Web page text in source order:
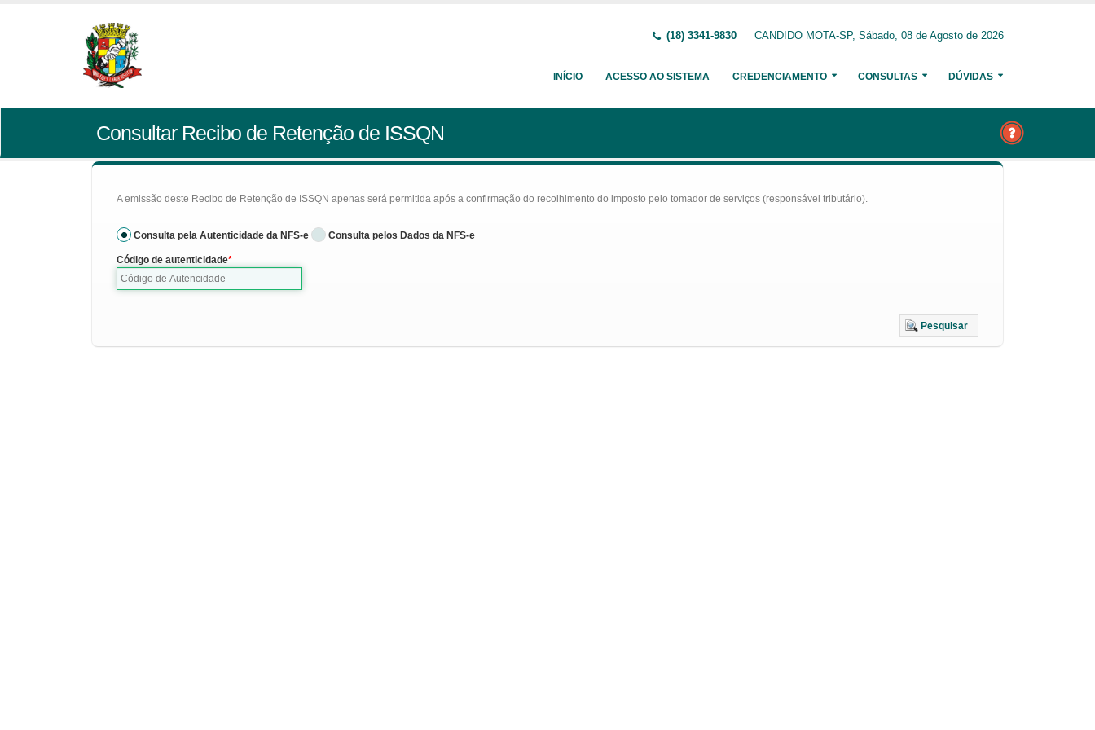
(18) 3341-9830 CANDIDO MOTA-SP, Sábado, 08 de Agosto de 2026
INÍCIO ACESSO AO SISTEMA CREDENCIAMENTO CONSULTAS DÚVIDAS
Consultar Recibo de Retenção de ISSQN
A emissão deste Recibo de Retenção de ISSQN apenas será permitida após a confirmação do recolhimento do imposto pelo tomador de serviços (responsável tributário).
Consulta pela Autenticidade da NFS-e Consulta pelos Dados da NFS-e
Código de autenticidade
Pesquisar